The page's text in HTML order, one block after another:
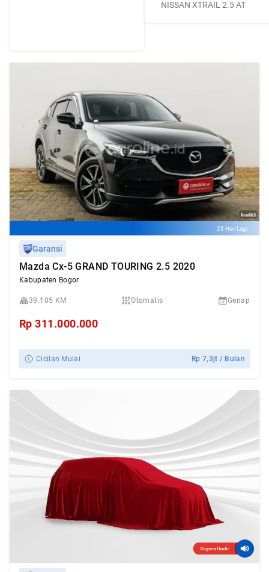
NISSAN XTRAIL 2.5 AT
23 Hari Lagi
Garansi
Mazda Cx-5 GRAND TOURING 2.5 2020
Kabupaten Bogor
39.105 KM Otomatis Genap
Rp311.000.000
Cicilan Mulai Rp7,3jt / Bulan